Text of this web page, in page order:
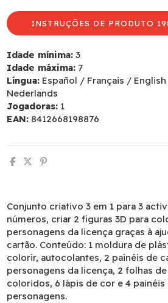
INSTRUÇÕES DE PRODUTO
Idade mínima: 3
Idade máxima: 7
Língua: Español / Français /
Nederlands
Jogadoras: 1
EAN: 8412668198876
Conjunto criativo 3 em 1 para 3
números, criar 2 figuras 3D para
personagens da licença graças à
cartão. Conteúdo: 1 moldura de
colorir, autocolantes, 2 painéis de
personagens da licença, 2 folhas
coloridos, 6 lápis de cor e 4
personagens.